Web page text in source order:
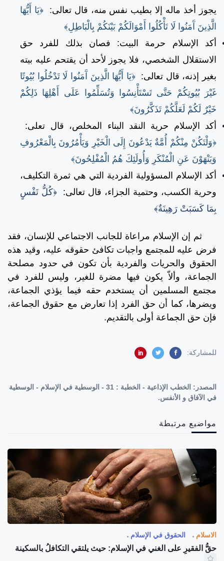
يجوز أخذ ماله إلا بطيب نفس منه، قال تعالى:
﴿يَا أَيُّهَا
الَّذِينَ آَمَنُوا لَا تَأْكُلُوا أَمْوَالَكُمْ بَيْنَكُمْ بِالْبَاطِلِ﴾
أكد الإسلام حرمة البيت: فصان بذلك للفرد حق
الاستقلال الشخصي، فلا يجوز لأحد أن يقتحم عليه بيته
بغير إذنه، قال تعالى:
﴿يَا أَيُّهَا الَّذِينَ آَمَنُوا لَا تَدْخُلُوا بُيُوتًا
غَيْرَ بُيُوتِكُمْ حَتَّى تَسْتَأْنِسُوا وَتُسَلِّمُوا عَلَى أَهْلِهَا ذَلِكُمْ
خَيْرٌ لَكُمْ لَعَلَّكُمْ تَذَكَّرُونَ﴾
أكد الإسلام حرية النقد البناء المخلص، قال تعلى:
﴿وَلْتَكُنْ مِنْكُمْ أُمَّةٌ يَدْعُونَ إِلَى الْخَيْرِ وَيَأْمُرُونَ بِالْمَعْرُوفِ
وَيَنْهَوْنَ عَنِ الْمُنْكَرِ وَأُولَئِكَ هُمُ الْمُفْلِحُونَ﴾
أكد الإسلام المسؤولية الفردية التي هي ثمرة التكليف،
وحرية الكسب، وحتمية الجزاء، قال تعالى:
﴿كُلُّ نَفْسٍ
بِمَا كَسَبَتْ رَهِينَةٌ﴾
ثم إن الإسلام مراعاة للجانب الاجتماعي للإنسان، فقد
فرض عليه للمجتمع واجبات تكافئ حقوقه عليه، وقيد هذه
الحقوق والحريات والفردية بأن تكون في حدود مصلحة
الجماعة، وألاّ يكون فيها مضرة للغير، وليس للفرد في
مجتمع المسلمين أن يستخدم حقه فيما يؤذي الجماعة،
ويضرها، كما أن حق الفرد إذا تعارض مع حقوق الجماعة،
فإن حق الجماعة أولى بالتقديم.
للمشاركة:
المصدر:
الخطب الإذاعية - الخطبة : 31 - الوسطية في الإسلام - الوسطية
في الآفاق و الأنفس.
مواضيع مرتبطة
الاسلام الحقوق في الإسلام
حقُّ الفقيرِ على الغني في الإسلام: حيث يلتقي التكافلُ بالسكينة